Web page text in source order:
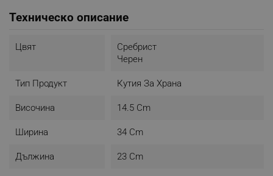
Техническо описание
Цвят
Сребрист
Черен
Тип Продукт Кутия За Храна
Височина 14.5 Cm
Ширина 34 Cm
Дължина 23 Cm